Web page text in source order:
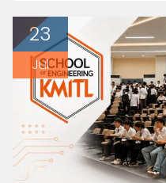
นำสิน — ผู้อำนวยการศูนย์วิจัยเทค
ประเสริฐบูรณะกุล — ผู้เชี่ยวชาญด้า
https://docs.google.com/…/
23
Jul